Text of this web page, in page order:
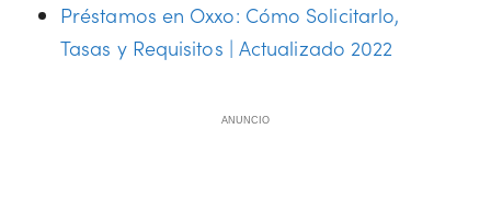
Préstamos en Oxxo: Cómo Solicitarlo,
Tasas y Requisitos | Actualizado 2022
ANUNCIO